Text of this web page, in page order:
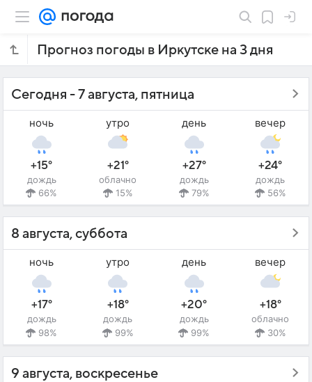
Прогноз погоды в Иркутске на 3 дня
Сегодня - 7 августа, пятница
ночь
+15°
дождь
66%
утро
+21°
облачно
15%
день
+27°
дождь
79%
вечер
+24°
дождь
56%
8 августа, суббота
ночь
+17°
дождь
98%
утро
+18°
дождь
99%
день
+20°
дождь
99%
вечер
+18°
облачно
30%
9 августа, воскресенье